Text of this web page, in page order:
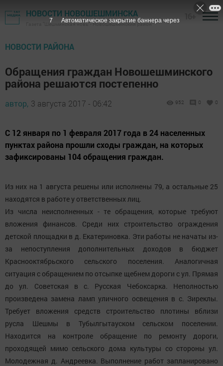
НОВОСТИ НОВОШЕШМИНСКА
Газета "Шешминская новь" - Новошешминский район
НОВОСТИ РАЙОНА
Обращения граждан Новошешминского
района решаются постепенно
автор, 3 августа 2017 - 06:42 952 0 0
С 12 января по 1 февраля 2017 года в 24 населенных
пунктах района прошли сходы граждан, на которых
зафиксированы 104 обращения граждан.
Из них на 1 августа решены или исполнены 79, а остальные 25
находятся в работе у ответственных лиц.
Из числа неисполненных - те обращения, которые требуют
вложения финансов. Среди них строительство ограждения
детской площадки в д. Екатериновка. Эти работы не начаты из-
за непоступления дополнительных доходов в бюджет
Краснооктябрьского сельского поселения. Аналогичная
ситуация с обращением по отсыпке щебнем дороги с ул. Прямая
до ул. Советская в с. Русская Чебоксарка. Неполностью
произведена замена ламп уличного освещения в с. Зиреклы.
Требует вложения средств строительство плотины вблизи
русла Шешмы в Тубылгытауском сельском поселении.
Находится на контроле обращение по ремонту дороги,
проходящей мимо сельского дома культуры со стороны ул.
Молодежная д. Андреевка. Выполнение работ запланировано
6 Автоматическое закрытие баннера через